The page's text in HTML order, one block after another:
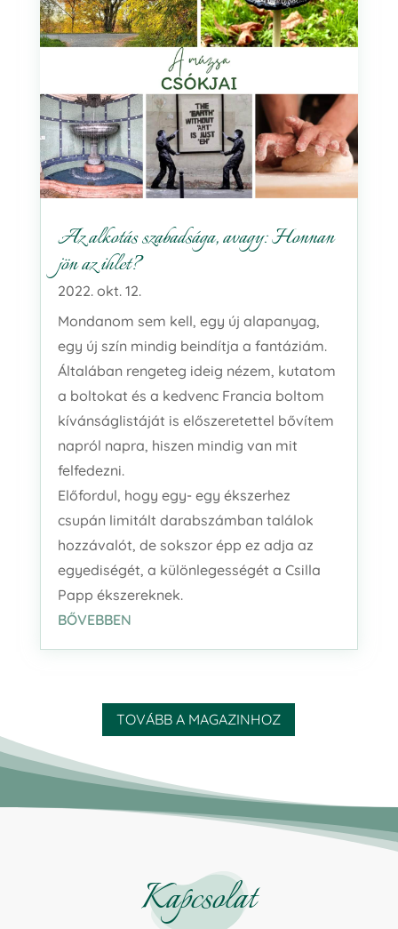
Az alkotás szabadsága, avagy: Honnan
jön az ihlet?
2022. okt. 12.
Mondanom sem kell, egy új alapanyag,
egy új szín mindig beindítja a fantáziám.
Általában rengeteg ideig nézem, kutatom
a boltokat és a kedvenc Francia boltom
kívánságlistáját is előszeretettel bővítem
napról napra, hiszen mindig van mit
felfedezni.
Előfordul, hogy egy- egy ékszerhez
csupán limitált darabszámban találok
hozzávalót, de sokszor épp ez adja az
egyediségét, a különlegességét a Csilla
Papp ékszereknek.
BŐVEBBEN
TOVÁBB A MAGAZINHOZ
Kapcsolat